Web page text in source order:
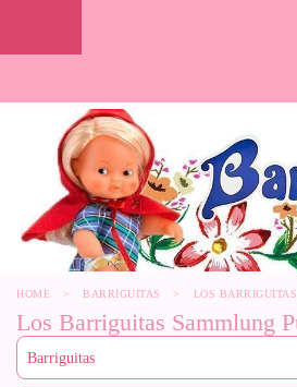
HOME > BARRIGUITAS > LOS
Los Barriguitas Sammlung